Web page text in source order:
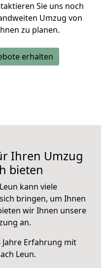
Sie uns noch
Umzug von
zu planen.
erhalten
Ihren Umzug
bieten
kann viele
bringen, um Ihnen
wir Ihnen unsere
an.
Erfahrung mit
Leun.